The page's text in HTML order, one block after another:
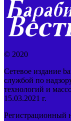
© 2020
Сетевое издание
службой по
технологий и
15.03.2021 г.